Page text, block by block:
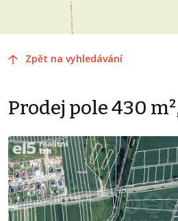
Zpět na vyhledávání
Prodej pole 430